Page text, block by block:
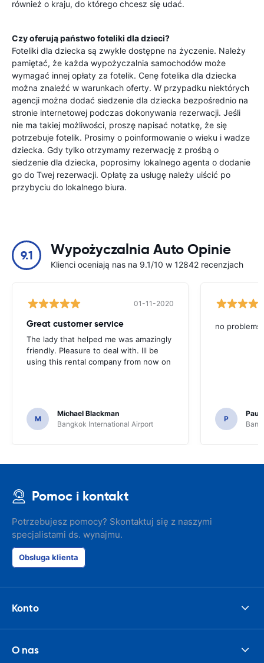
również o kraju, do którego chcesz się udać.
Czy oferują państwo foteliki dla dzieci?
Foteliki dla dziecka są zwykle dostępne na życzenie. Należy
pamiętać, że każda wypożyczalnia samochodów może
wymagać innej opłaty za fotelik. Cenę fotelika dla dziecka
można znaleźć w warunkach oferty. W przypadku niektórych
agencji można dodać siedzenie dla dziecka bezpośrednio na
stronie internetowej podczas dokonywania rezerwacji. Jeśli
nie ma takiej możliwości, proszę napisać notatkę, że się
potrzebuje fotelik. Prosimy o poinformowanie o wieku i wadze
dziecka. Gdy tylko otrzymamy rezerwację z prośbą o
siedzenie dla dziecka, poprosimy lokalnego agenta o dodanie
go do Twej rezerwacji. Opłatę za usługę należy uiścić po
przybyciu do lokalnego biura.
9.1 Wypożyczalnia Auto Opinie
Klienci oceniają nas na 9.1/10 w 12842 recenzjach
01-11-2020
Great customer service
The lady that helped me was amazingly
friendly. Pleasure to deal with. Ill be
using this rental company from now on
M
Michael Blackman
Bangkok International Airport
no
P
Paul
Pomoc i kontakt
Potrzebujesz pomocy? Skontaktuj się z naszymi
specjalistami ds. wynajmu.
Obsługa klienta
Konto
O nas